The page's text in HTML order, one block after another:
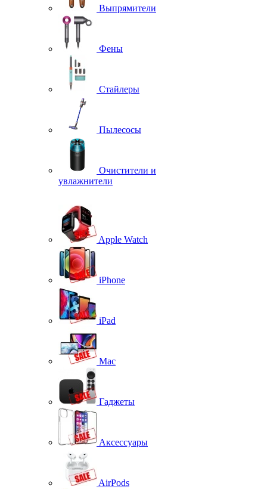
Выпрямители
Фены
Стайлеры
Пылесосы
Очистители и
увлажнители
Apple Watch
iPhone
iPad
Mac
Гаджеты
Аксессуары
AirPods